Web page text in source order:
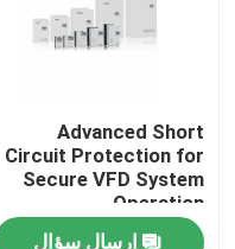
تور کارخانه
کنترل کیفیت
ولتاژ ولتاژ ولتاژ ولتاژ ولتاژ
ولتاژ ولتاژ ولتاژ ولتاژ ولتاژ
Advanced Short
Circuit Protection for
Secure VFD System
Operation
ارسال سؤال